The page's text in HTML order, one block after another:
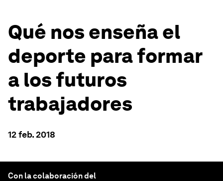
Qué nos enseña el
deporte para formar
a los futuros
trabajadores
12 feb. 2018
Con la colaboración del